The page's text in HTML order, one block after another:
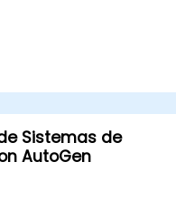
Sistemas de
AutoGen